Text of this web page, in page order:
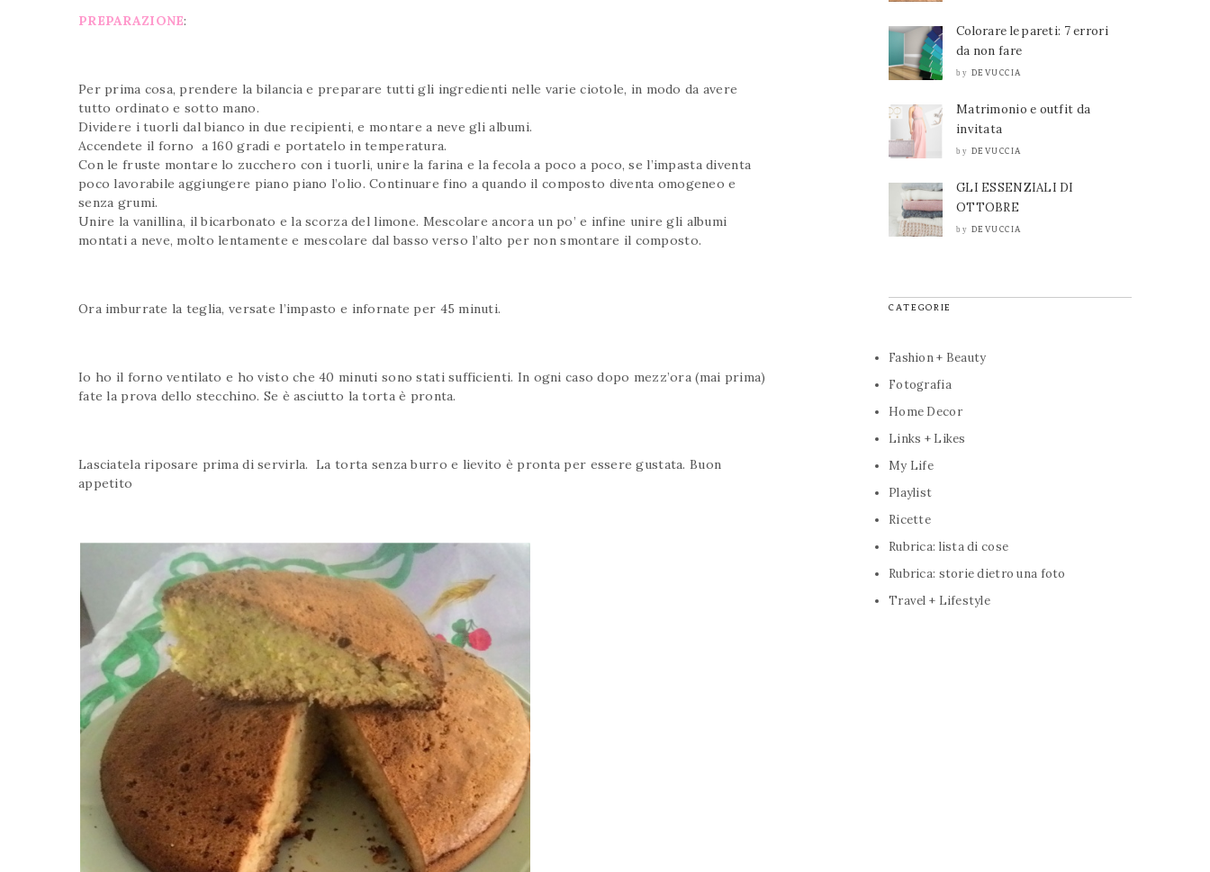
PREPARAZIONE:
Per prima cosa, prendere la bilancia e preparare tutti gli ingredienti nelle varie ciotole, in modo da avere
tutto ordinato e sotto mano.
Dividere i tuorli dal bianco in due recipienti, e montare a neve gli albumi.
Accendete il forno a 160 gradi e portatelo in temperatura.
Con le fruste montare lo zucchero con i tuorli, unire la farina e la fecola a poco a poco, se l’impasta diventa
poco lavorabile aggiungere piano piano l’olio. Continuare fino a quando il composto diventa omogeneo e
senza grumi.
Unire la vanillina, il bicarbonato e la scorza del limone. Mescolare ancora un po’ e infine unire gli albumi
montati a neve, molto lentamente e mescolare dal basso verso l’alto per non smontare il composto.
Ora imburrate la teglia, versate l’impasto e infornate per 45 minuti.
Io ho il forno ventilato e ho visto che 40 minuti sono stati sufficienti. In ogni caso dopo mezz’ora (mai prima)
fate la prova dello stecchino. Se è asciutto la torta è pronta.
Lasciatela riposare prima di servirla. La torta senza burro e lievito è pronta per essere gustata. Buon
appetito
Colorare le pareti: 7 errori
da non fare
by DEVUCCIA
Matrimonio e outfit da
invitata
by DEVUCCIA
GLI ESSENZIALI DI
OTTOBRE
by DEVUCCIA
CATEGORIE
Fashion + Beauty
Fotografia
Home Decor
Links + Likes
My Life
Playlist
Ricette
Rubrica: lista di cose
Rubrica: storie dietro una foto
Travel + Lifestyle